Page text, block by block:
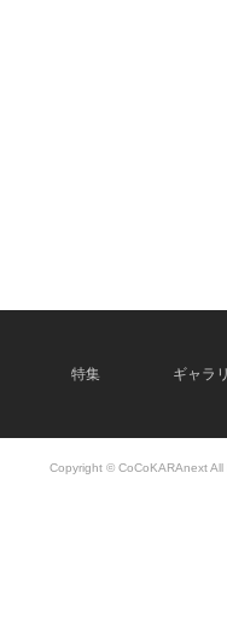
特集 ギャラ
Copyright © CoCoKARAnext All